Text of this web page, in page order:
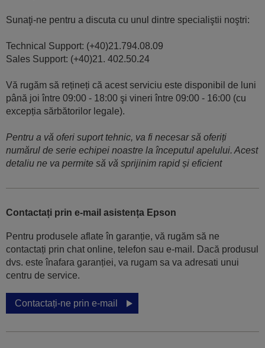
Sunaţi-ne pentru a discuta cu unul dintre specialiştii noştri:
Technical Support: (+40)21.794.08.09
Sales Support: (+40)21. 402.50.24
Vă rugăm să rețineți că acest serviciu este disponibil de luni
până joi între 09:00 - 18:00 şi vineri între 09:00 - 16:00 (cu
excepția sărbătorilor legale).
Pentru a vă oferi suport tehnic, va fi necesar să oferiți
numărul de serie echipei noastre la începutul apelului. Acest
detaliu ne va permite să vă sprijinim rapid și eficient
Contactați prin e-mail asistența Epson
Pentru produsele aflate în garanție, vă rugăm să ne
contactați prin chat online, telefon sau e-mail. Dacă produsul
dvs. este înafara garanției, va rugam sa va adresati unui
centru de service.
Contactați-ne prin e-mail